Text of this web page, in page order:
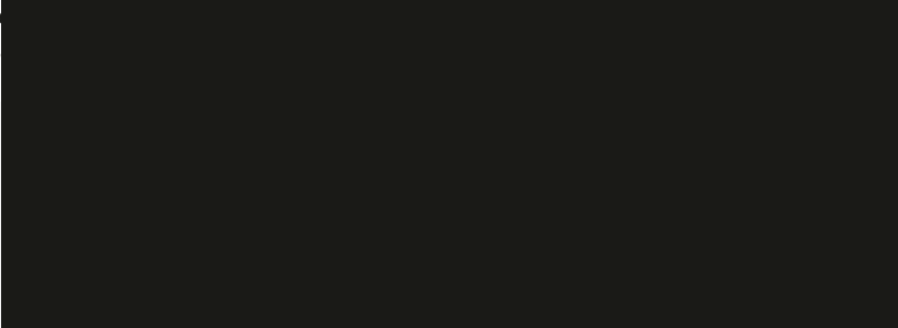
um adversário direto como é a Chape, as chances de
desprezíveis.